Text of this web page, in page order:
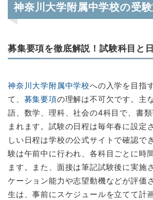
神奈川大学附属中学校の受
募集要項を徹底解説！試験科目と
神奈川大学附属中学校への入学を目指
て、 募集要項の理解は不可欠です。主
語、数学、理科、社会の4科目で、書
まれます。試験の日程は毎年春に設定
しい日程は学校の公式サイトで確認で
験は午前中に行われ、各科目ごとに時
ます。また、面接は筆記試験後に実施
ケーション能力や志望動機などが評価
生は、事前にスケジュールを立てて計